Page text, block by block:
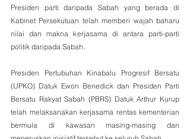
Presiden parti daripada Sabah yang berada di
Kabinet Persekutuan telah memberi wajah baharu
nilai dan makna kerjasama di antara parti-parti
politik daripada Sabah.
Presiden Pertubuhan Kinabalu Progresif Bersatu
(UPKO) Datuk Ewon Benedick dan Presiden Parti
Bersatu Rakyat Sabah (PBRS) Datuk Arthur Kurup
telah melaksanakan kerjasama rentas kementerian
bermula di kawasan masing-masing dan